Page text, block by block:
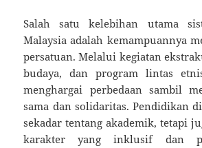
Salah satu kelebihan utama
Malaysia adalah kemampuannya
persatuan. Melalui kegiatan
budaya, dan program lintas
menghargai perbedaan sambil
sama dan solidaritas. Pendidikan
sekadar tentang akademik, tetapi
karakter yang inklusif dan